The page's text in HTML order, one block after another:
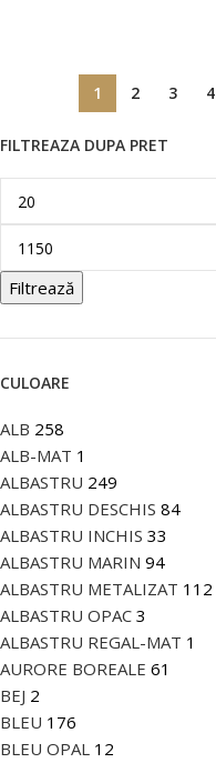
FILTREAZA DUPA PRET
Filtrează
CULOARE
ALB 258
ALB-MAT 1
ALBASTRU 249
ALBASTRU DESCHIS 84
ALBASTRU INCHIS 33
ALBASTRU MARIN 94
ALBASTRU METALIZAT 112
ALBASTRU OPAC 3
ALBASTRU REGAL-MAT 1
AURORE BOREALE 61
BEJ 2
BLEU 176
BLEU OPAL 12
1 2 3 4